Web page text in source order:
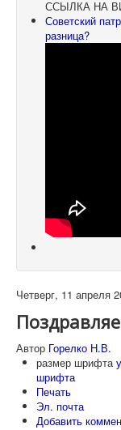
ССЫЛКА НА
Советский
разница?
Четверг, 11 апреля
Автор Горелко Н.В.
размер шрифта
шрифта
Печать
Эл. почта
Добавить